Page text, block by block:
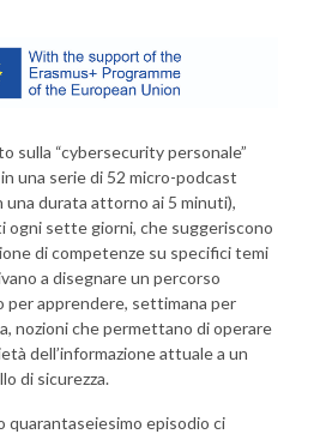
sulla “cybersecurity personale”
una serie di 52 micro-podcast
durata attorno ai 5 minuti),
ogni sette giorni, che suggeriscono
di competenze su specifici temi
a disegnare un percorso
per apprendere, settimana per
nozioni che permettano di operare
dell’informazione attuale a un
di sicurezza.
quarantaseiesimo episodio ci